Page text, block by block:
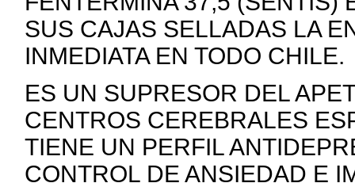
SUS CAJAS SELLADAS LA
INMEDIATA EN TODO CHILE.
ES UN SUPRESOR DEL
CENTROS CEREBRALES
TIENE UN PERFIL
CONTROL DE ANSIEDAD E